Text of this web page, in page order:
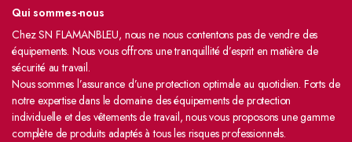
Qui sommes-nous
Chez SN FLAMANBLEU, nous ne nous contentons pas de vendre des
équipements. Nous vous offrons une tranquillité d’esprit en matière de
sécurité au travail.
Nous sommes l’assurance d’une protection optimale au quotidien. Forts de
notre expertise dans le domaine des équipements de protection
individuelle et des vêtements de travail, nous vous proposons une gamme
complète de produits adaptés à tous les risques professionnels.